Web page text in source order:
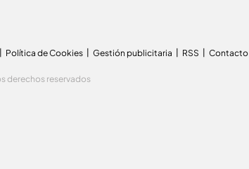
Política de Cookies Gestión publicitaria RSS Contacto
derechos reservados